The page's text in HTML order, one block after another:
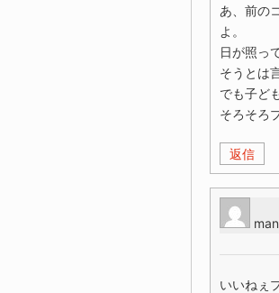
あ、前の
よ。
日が照っ
そうとは
でも子ど
そろそろ
返信
いいねぇ